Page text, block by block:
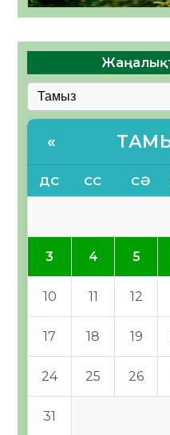
«
ДС СС СӘ
3 4 5
10 11 12
17 18 19
24 25 26
31